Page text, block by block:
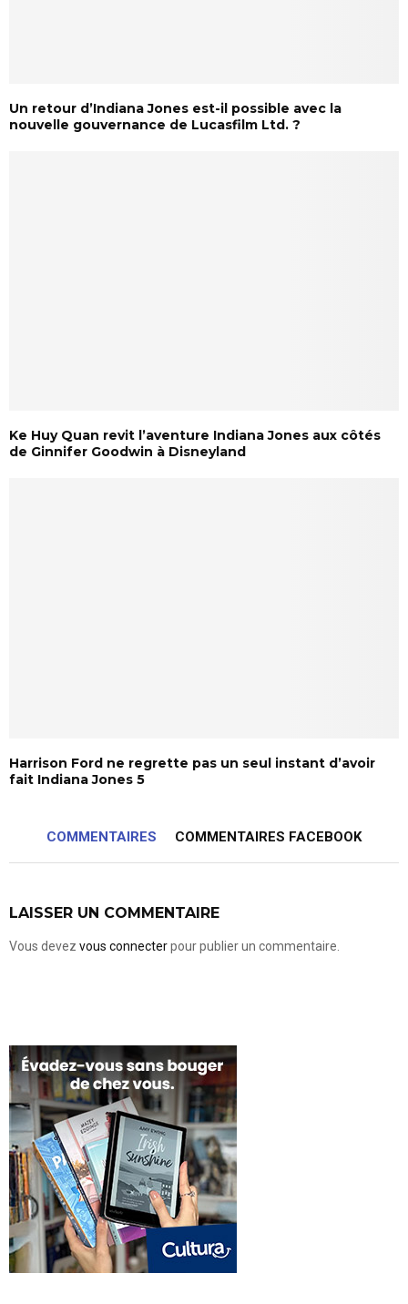
Un retour d’Indiana Jones est-il possible avec la
nouvelle gouvernance de Lucasfilm Ltd. ?
Ke Huy Quan revit l’aventure Indiana Jones aux côtés
de Ginnifer Goodwin à Disneyland
Harrison Ford ne regrette pas un seul instant d’avoir
fait Indiana Jones 5
COMMENTAIRES COMMENTAIRES FACEBOOK
LAISSER UN COMMENTAIRE
Vous devez vous connecterpour publier un commentaire.